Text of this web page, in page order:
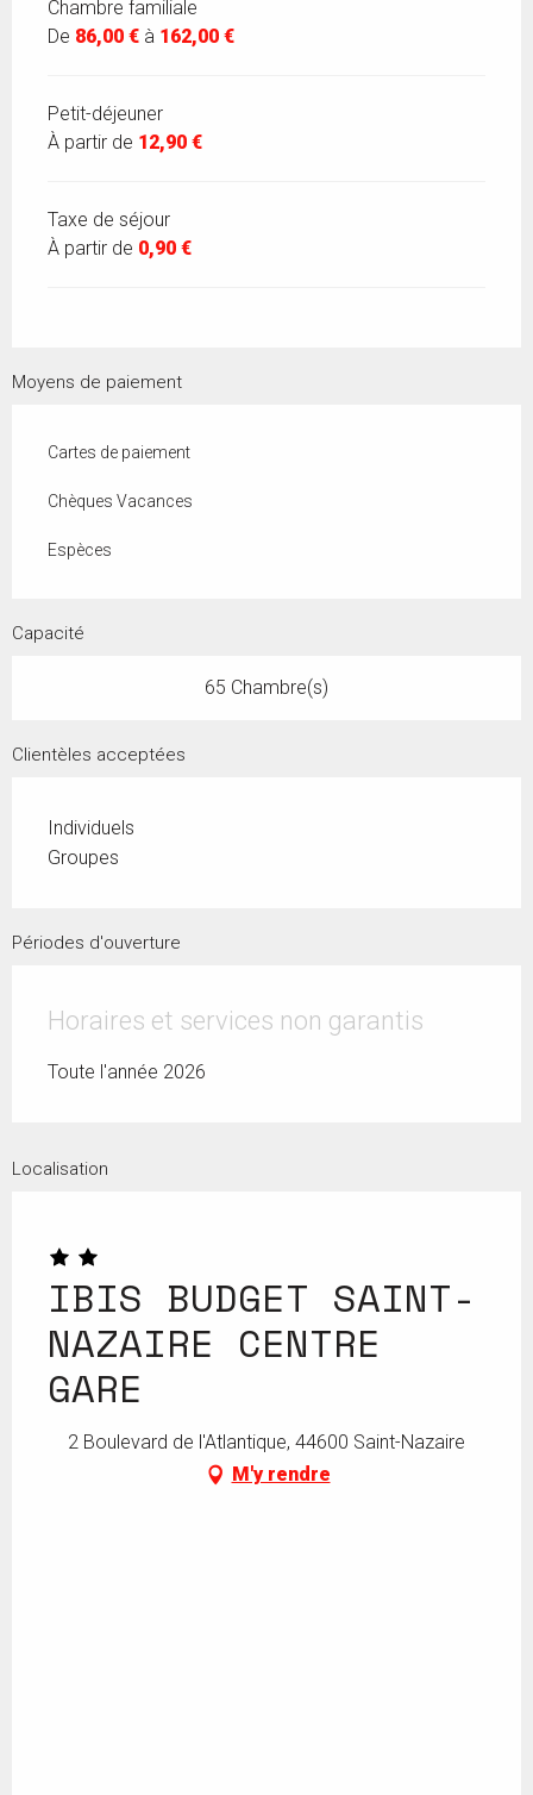
Chambre familiale
De 86,00 € à 162,00 €
Petit-déjeuner
À partir de 12,90 €
Taxe de séjour
À partir de 0,90 €
Moyens de paiement
Cartes de paiement
Chèques Vacances
Espèces
Capacité
65 Chambre(s)
Clientèles acceptées
Individuels
Groupes
Périodes d'ouverture
Horaires et services non garantis
Toute l'année 2026
Localisation
IBIS BUDGET SAINT-
NAZAIRE CENTRE
GARE
2 Boulevard de l'Atlantique, 44600 Saint-Nazaire
M'y rendre